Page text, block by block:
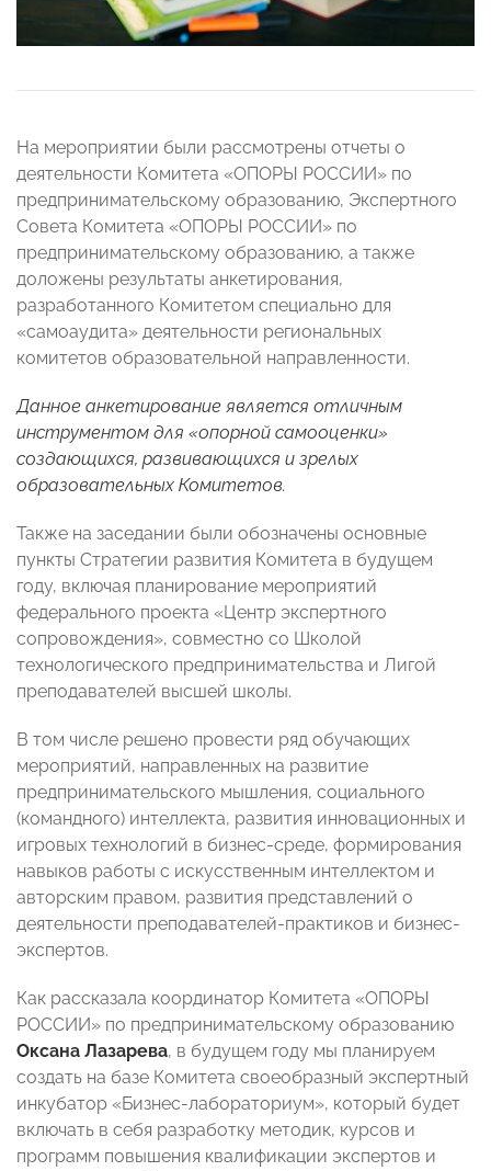
На мероприятии были рассмотрены отчеты о
деятельности Комитета «ОПОРЫ РОССИИ» по
предпринимательскому образованию, Экспертного
Совета Комитета «ОПОРЫ РОССИИ» по
предпринимательскому образованию, а также
доложены результаты анкетирования,
разработанного Комитетом специально для
«самоаудита» деятельности региональных
комитетов образовательной направленности.
Данное анкетирование является отличным
инструментом для «опорной самооценки»
создающихся, развивающихся и зрелых
образовательных Комитетов.
Также на заседании были обозначены основные
пункты Стратегии развития Комитета в будущем
году, включая планирование мероприятий
федерального проекта «Центр экспертного
сопровождения», совместно со Школой
технологического предпринимательства и Лигой
преподавателей высшей школы.
В том числе решено провести ряд обучающих
мероприятий, направленных на развитие
предпринимательского мышления, социального
(командного) интеллекта, развития инновационных и
игровых технологий в бизнес-среде, формирования
навыков работы с искусственным интеллектом и
авторским правом, развития представлений о
деятельности преподавателей-практиков и бизнес-
экспертов.
Как рассказала координатор Комитета «ОПОРЫ
РОССИИ» по предпринимательскому образованию
Оксана Лазарева, в будущем году мы планируем
создать на базе Комитета своеобразный экспертный
инкубатор «Бизнес-лабораториум», который будет
включать в себя разработку методик, курсов и
программ повышения квалификации экспертов и